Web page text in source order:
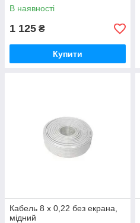
В наявності
1 125 ₴
Купити
Кабель 8 х 0,22 без екрана,
мідний